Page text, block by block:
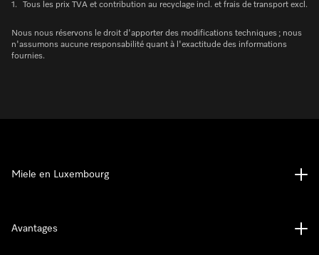
1. Tous les prix TVA et contribution au recyclage incl. et frais de transport excl.
Nous nous réservons le droit d'apporter des modifications techniques ; nous
n'assumons aucune responsabilité quant à l'exactitude des informations
fournies.
Miele en Luxembourg
Avantages